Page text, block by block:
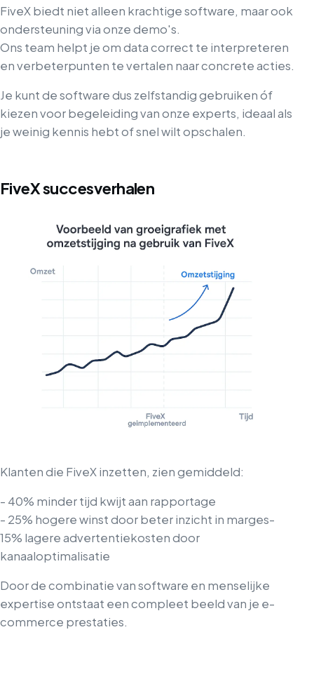
FiveX biedt niet alleen krachtige software, maar ook
ondersteuning via onze demo's.
Ons team helpt je om data correct te interpreteren
en verbeterpunten te vertalen naar concrete acties.
Je kunt de software dus zelfstandig gebruiken óf
kiezen voor begeleiding van onze experts, ideaal als
je weinig kennis hebt of snel wilt opschalen.
FiveX succesverhalen
Klanten die FiveX inzetten, zien gemiddeld:
- 40% minder tijd kwijt aan rapportage
- 25% hogere winst door beter inzicht in marges-
15% lagere advertentiekosten door
kanaaloptimalisatie
Door de combinatie van software en menselijke
expertise ontstaat een compleet beeld van je e-
commerce prestaties.